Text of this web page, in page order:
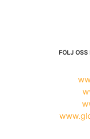
FÖLJ OSS